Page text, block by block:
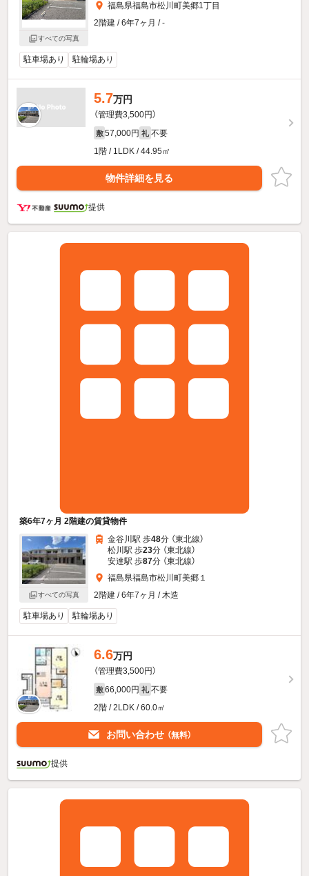
すべての写真
福島県福島市松川町美郷1丁目
2階建 / 6年7ヶ月 / -
駐車場あり 駐輪場あり
5.7万円
（管理費3,500円）
敷 57,000円 礼 不要
1階 / 1LDK / 44.95㎡
物件詳細を見る
提供
築6年7ヶ月 2階建の賃貸物件
すべての写真
金谷川駅 歩48分 （東北線）
松川駅 歩23分 （東北線）
安達駅 歩87分 （東北線）
福島県福島市松川町美郷１
2階建 / 6年7ヶ月 / 木造
駐車場あり 駐輪場あり
6.6万円
（管理費3,500円）
敷 66,000円 礼 不要
2階 / 2LDK / 60.0㎡
お問い合わせ （無料）
提供